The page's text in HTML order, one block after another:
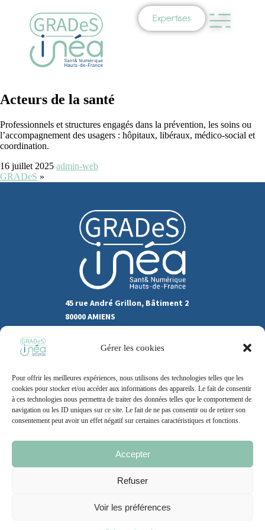
Gérer les cookies
Pour offrir les meilleures expériences, nous utilisons des technologies telles que les
cookies pour stocker et/ou accéder aux informations des appareils. Le fait de consentir
à ces technologies nous permettra de traiter des données telles que le comportement de
navigation ou les ID uniques sur ce site. Le fait de ne pas consentir ou de retirer son
consentement peut avoir un effet négatif sur certaines caractéristiques et fonctions.
Accepter
Refuser
Voir les préférences
Expertises
Acteurs de la santé
Professionnels et structures engagés dans la prévention, les soins ou
l’accompagnement des usagers : hôpitaux, libéraux, médico-social et
coordination.
16 juillet 2025 admin-web
GRADeS »
45 rue André Grillon, Bâtiment 2
80000 AMIENS
Recrutement
Support
Contact
Mentions légales Politique de cookie CGU